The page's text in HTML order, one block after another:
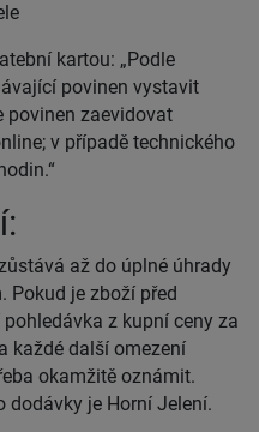
kartou: „Podle
povinen vystavit
povinen zaevidovat
v případě technického
až do úplné úhrady
Pokud je zboží před
z kupní ceny za
každé další omezení
okamžitě oznámit.
dodávky je Horní Jelení.